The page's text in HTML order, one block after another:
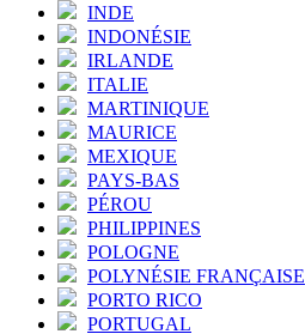
INDE
INDONÉSIE
IRLANDE
ITALIE
MARTINIQUE
MAURICE
MEXIQUE
PAYS-BAS
PÉROU
PHILIPPINES
POLOGNE
POLYNÉSIE FRANÇAISE
PORTO RICO
PORTUGAL